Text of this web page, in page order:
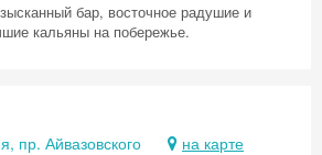
бар, восточное радушие и
кальяны на побережье.
пр. Айвазовского на карте